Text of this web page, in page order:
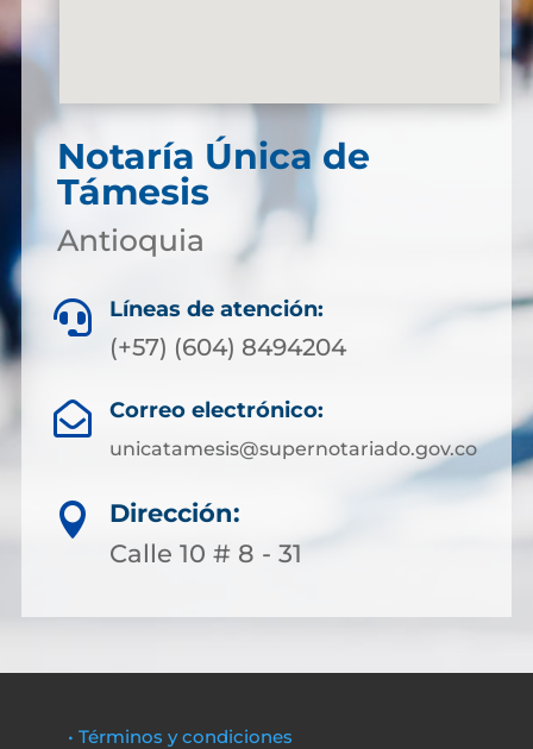
Notaría Única de
Támesis
Antioquia
 Líneas de atención:
(+57) (604) 8494204
 Correo electrónico:
unicatamesis@supernotariado.gov.co

Dirección:
Calle 10 # 8 - 31
• Términos y condiciones